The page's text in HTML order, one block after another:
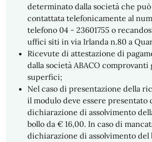
determinato dalla società che può
contattata telefonicamente al
telefono 04 - 23601755 o
uffici siti in via Irlanda n.80 a
Ricevute di attestazione di
dalla società ABACO comprovanti
superfici;
Nel caso di presentazione della
il modulo deve essere presentato
dichiarazione di assolvimento
bollo da € 16,00. In caso di
dichiarazione di assolvimento del